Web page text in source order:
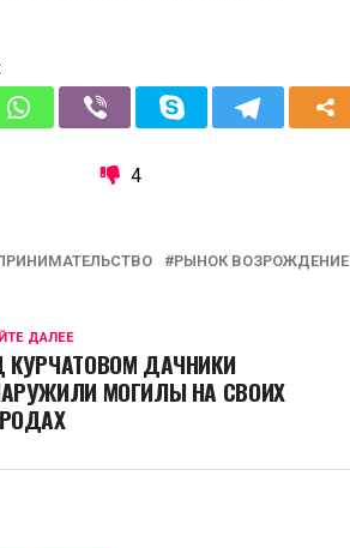
4
РЫНОК ВОЗРОЖДЕНИЕ
ДАЛЕЕ
КУРЧАТОВОМ ДАЧНИКИ
МОГИЛЫ НА СВОИХ